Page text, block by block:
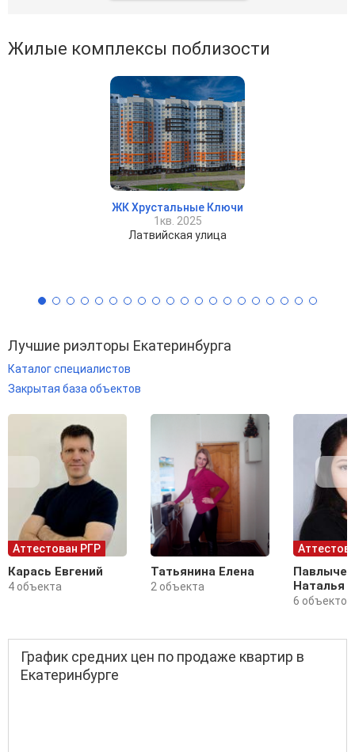
Жилые комплексы поблизости
ЖК Хрустальные Ключи
1кв. 2025
Латвийская улица
Лучшие риэлторы Екатеринбурга
Каталог специалистов
Закрытая база объектов
Аттестован РГР
Карась Евгений
4 объекта
Татьянина Елена
2 объекта
Наталья
6 объектов
График средних цен по продаже квартир в
Екатеринбурге